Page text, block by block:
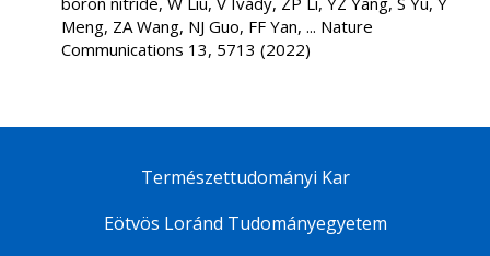
Meng, ZA Wang, NJ Guo, FF Yan, ... Nature
Communications 13, 5713 (2022)
Természettudományi Kar
Eötvös Loránd Tudományegyetem